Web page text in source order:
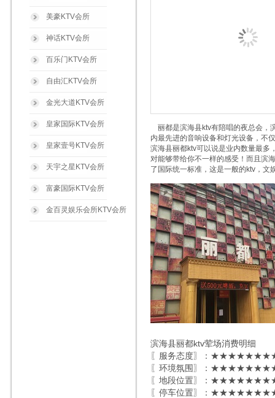
美豪KTV会所
神话KTV会所
百乐门KTV会所
自由汇KTV会所
金光大道KTV会所
皇家国际KTV会所
皇家壹号KTV会所
天宇之星KTV会所
富豪国际KTV会所
金百灵娱乐会所KTV会所
丽都是滨海县ktv有陪唱的夜总会，
内最先进的音响设备和灯光设备，不
滨海县丽都ktv可以说是业内数量最多
对能够带给你不一样的感受！而且滨
了国际统一标准，这是一般的ktv，文
滨海县丽都ktv荤场消费明细
〖服务态度〗：
〖环境氛围〗：
〖地段位置〗：
〖停车位置〗：